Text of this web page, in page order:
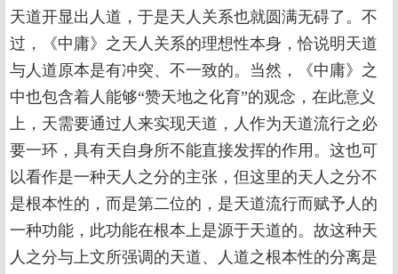
天道开显出人道，于是天人关系也就圆满无碍了。不
过，《中庸》之天人关系的理想性本身，恰说明天道
与人道原本是有冲突、不一致的。当然，《中庸》之
中也包含着人能够“赞天地之化育”的观念，在此意义
上，天需要通过人来实现天道，人作为天道流行之必
要一环，具有天自身所不能直接发挥的作用。这也可
以看作是一种天人之分的主张，但这里的天人之分不
是根本性的，而是第二位的，是天道流行而赋予人的
一种功能，此功能在根本上是源于天道的。故这种天
人之分与上文所强调的天道、人道之根本性的分离是